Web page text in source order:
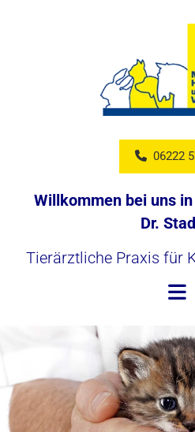
06222
Willkommen bei uns
Dr.
Tierärztliche Praxis für